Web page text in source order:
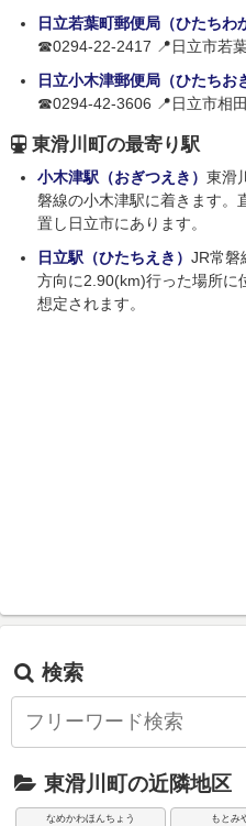
日立若葉町郵便局（ひたちわ
☎0294-22-2417 📍日立市若
日立小木津郵便局（ひたちお
☎0294-42-3606 📍日立市相
東滑川町の最寄り駅
小木津駅（おぎつえき） 東滑
磐線の小木津駅に着きます。
置し日立市にあります。
日立駅（ひたちえき） JR常磐
方向に2.90(km)行った場所に
想定されます。
検索
東滑川町の近隣地区
なめかわほんちょう もとみ